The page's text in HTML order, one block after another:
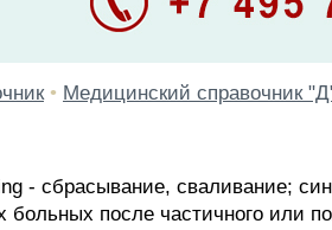
• Медицинский справочник
- сбрасывание, сваливание;
больных после частичного или